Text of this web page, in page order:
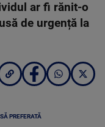
ar fi rănit-o
de urgență la
PREFERATĂ